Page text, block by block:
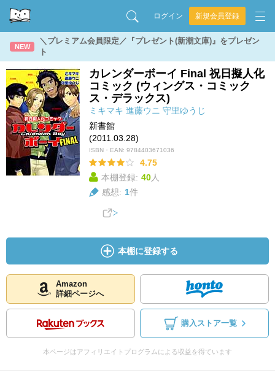
ログイン 新規会員登録
NEW
＼プレミアム会員限定／『プレゼント(新潮文庫)』をプレゼン
ト
カレンダーボーイ Final 祝日擬人化
コミック (ウィングス・コミック
ス・デラックス)
ミキマキ 進藤ウニ 守里ゆうじ
新書館
(2011.03.28)
ISBN・EAN: 9784403671036
4.75
本棚登録: 40人
感想: 1件
本棚に登録する
Amazon
詳細ページへ
購入ストア一覧
本ページはアフィリエイトプログラムによる収益を得ています